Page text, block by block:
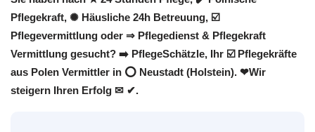
Pflegekraft, ✺ Häusliche 24h Betreuung, ☑️
Pflegevermittlung oder ⇒ Pflegedienst & Pflegekraft
Vermittlung gesucht? ➡️ PflegeSchätzle, Ihr ☑️ Pflegekräfte
aus Polen Vermittler in ⭕ Neustadt (Holstein). ❤Wir
steigern Ihren Erfolg ✉ ✔.